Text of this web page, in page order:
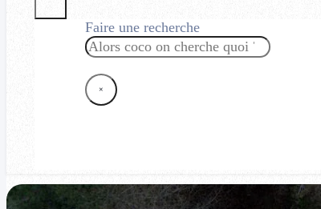
Faire une recherche
Rechercher
×